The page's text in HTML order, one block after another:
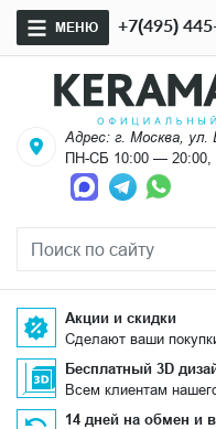
МЕНЮ +7(495)
Адрес: г. Москва, ул.
ПН-СБ 10:00 —
Акции и скидки
Сделают ваши
Бесплатный 3D
Всем клиентам
14 дней на обмен и